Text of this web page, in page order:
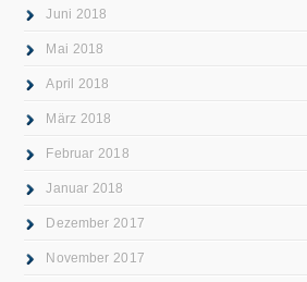
Juni 2018
Mai 2018
April 2018
März 2018
Februar 2018
Januar 2018
Dezember 2017
November 2017